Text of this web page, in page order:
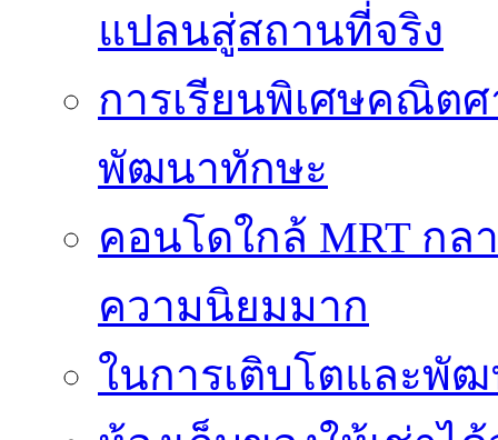
แปลนสู่สถานที่จริง
การเรียนพิเศษคณิต
พัฒนาทักษะ
คอนโดใกล้ MRT กล
ความนิยมมาก
ในการเติบโตและพั